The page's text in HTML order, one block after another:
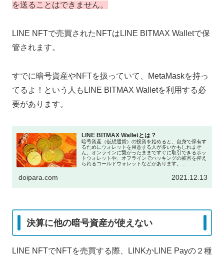
を送ることはできません。
LINE NFTで売買されたNFTはLINE BITMAX Walletで保
管されます。
すでに暗号資産やNFTを扱っていて、MetaMaskを持っ
てるよ！という人もLINE BITMAX Walletを利用する必
要があります。
LINE BITMAX Walletとは？
暗号資産（仮想通貨）の投資を始めると、自身で保有す
るためにウォレットを用意する人が多いかもしれませ
ん。オンラインに繋がったままですぐに取引できるホッ
トウォレットや、オフラインでハッキングの被害を抑え
られるコールドウォレットなどがあります。...
doipara.com 2021.12.13
決算に他の暗号資産が使えない
LINE NFTでNFTを売買する際、LINKかLINE Payの２種